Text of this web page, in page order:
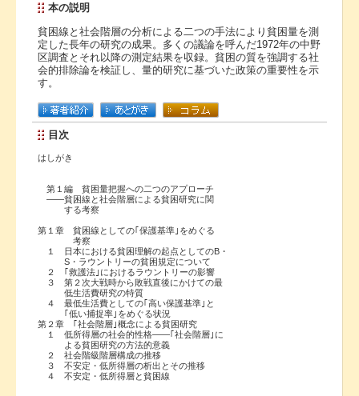
本の説明
貧困線と社会階層の分析による二つの手法により貧困量を測
定した長年の研究の成果。多くの議論を呼んだ1972年の中野
区調査とそれ以降の測定結果を収録。貧困の質を強調する社
会的排除論を検証し、量的研究に基づいた政策の重要性を示
す。
目次
はしがき
第１編 貧困量把握への二つのアプローチ
――貧困線と社会階層による貧困研究に関
する考察
第１章 貧困線としての｢保護基準｣をめぐる
考察
１ 日本における貧困理解の起点としてのB・
S・ラウントリーの貧困規定について
２ ｢救護法｣におけるラウントリーの影響
３ 第２次大戦時から敗戦直後にかけての最
低生活費研究の特質
４ 最低生活費としての｢高い保護基準｣と
｢低い捕捉率｣をめぐる状況
第２章 ｢社会階層｣概念による貧困研究
１ 低所得層の社会的性格――｢社会階層｣に
よる貧困研究の方法的意義
２ 社会階級階層構成の推移
３ 不安定・低所得層の析出とその推移
４ 不安定・低所得層と貧困線